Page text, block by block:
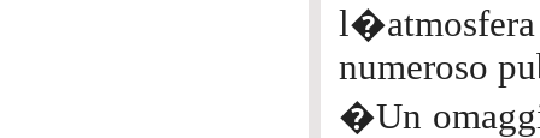
numeroso
�Un